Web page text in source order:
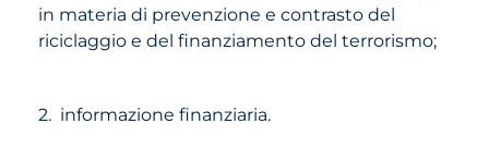
in materia di prevenzione e contrasto del
riciclaggio e del finanziamento del terrorismo;
2. informazione finanziaria.